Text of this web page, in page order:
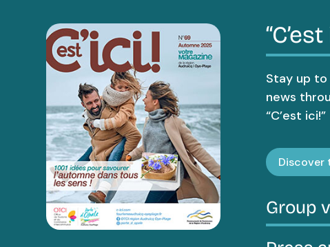
Stay up
news
“C’est ici!”
Discover
Group